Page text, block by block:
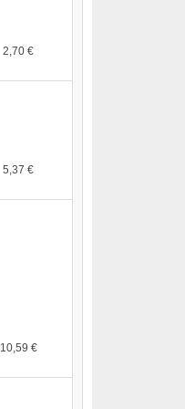
2,70 €
5,37 €
10,59 €